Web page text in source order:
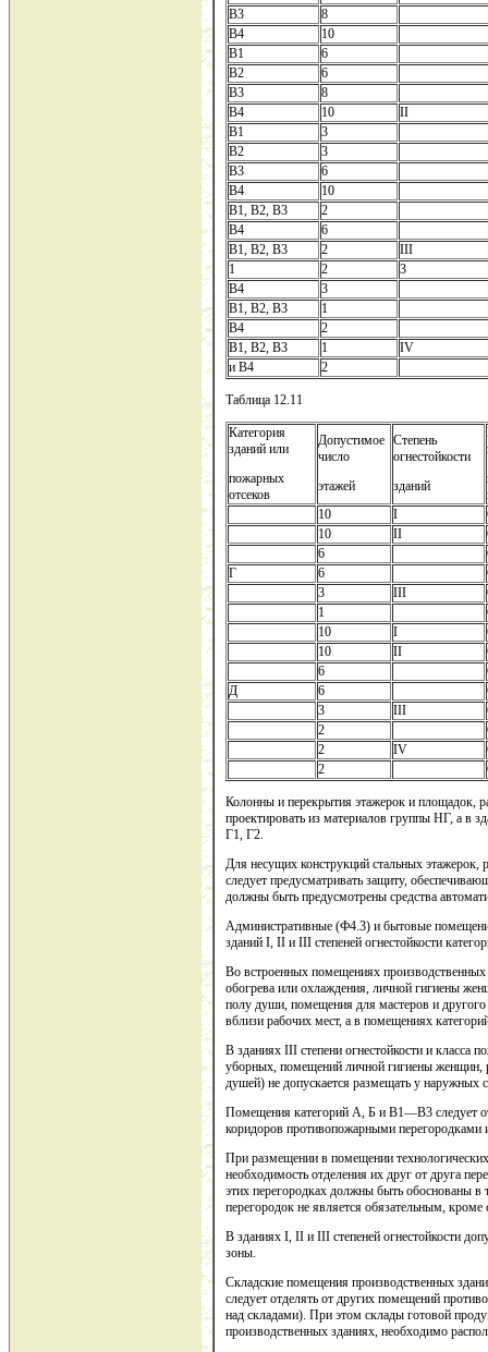
В3
8
В4
10
В1
6
В2
6
В3
8
В4
10
II
В1
3
В2
3
В3
6
В4
10
В1, В2, В3
2
В4
6
В1, В2, В3
2
III
1
2
3
В4
3
В1, В2, В3
1
В4
2
В1, В2, В3
1
IV
и В4
2
Таблица 12.11
Категория
зданий или
пожарных
отсеков
Допустимое
число
этажей
Степень
огнестойкости
зданий
10
I
10
II
6
Г
6
3
III
1
10
I
10
II
6
Д
6
3
III
2
2
IV
2
Колонны и перекрытия этажерок и площадок,
проектировать из материалов группы НГ, а в
Г1, Г2.
Для несущих конструкций стальных
следует предусматривать защиту,
должны быть предусмотрены средства
Административные (Ф4.3) и бытовые
зданий I, II и III степеней огнестойкости
Во встроенных помещениях
обогрева или охлаждения, личной гигиены
полу души, помещения для мастеров и другого
вблизи рабочих мест, а в помещениях
В зданиях III степени огнестойкости и класса
уборных, помещений личной гигиены женщин,
душей) не допускается размещать у наружных
Помещения категорий А, Б и В1—В3 следует
коридоров противопожарными
При размещении в помещении
необходимость отделения их друг от друга
этих перегородках должны быть обоснованы в
перегородок не является обязательным,
В зданиях I, II и III степеней огнестойкости
зоны.
Складские помещения производственных
следует отделять от других помещений
над складами). При этом склады готовой
производственных зданиях, необходимо